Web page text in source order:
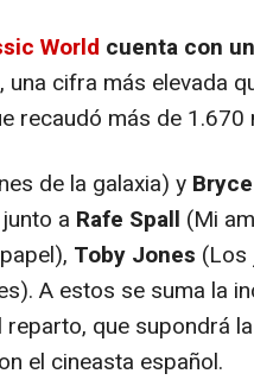
World cuenta con
, una cifra más elevada
recaudó más de
de la galaxia) y
a Rafe Spall (Mi
), Toby Jones (Los
). A estos se suma la
reparto, que supondrá
el cineasta español.